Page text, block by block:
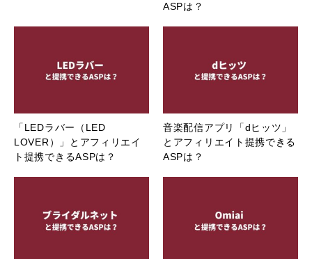
ASPは？
「LEDラバー（LED
LOVER）」とアフィリエイ
ト提携できるASPは？
音楽配信アプリ「dヒッツ」
とアフィリエイト提携できる
ASPは？